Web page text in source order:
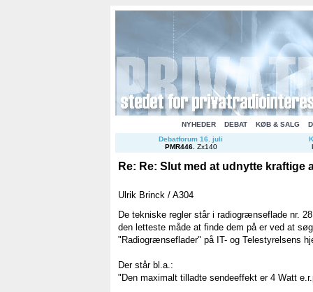
NYHEDER DEBAT KØB & SALG
Debatforum 16. juli
PMR446. Zx140
Re: Re: Slut med at udnytte kraftige
Ulrik Brinck / A304
De tekniske regler står i radiogrænseflade nr.
den letteste måde at finde dem på er ved at
"Radiogrænseflader" på IT- og Telestyrelsens
Der står bl.a.:
"Den maximalt tilladte sendeeffekt er 4 Watt